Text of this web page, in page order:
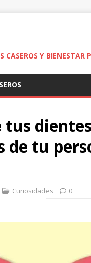
CASEROS Y
tu
Curiosidades 0